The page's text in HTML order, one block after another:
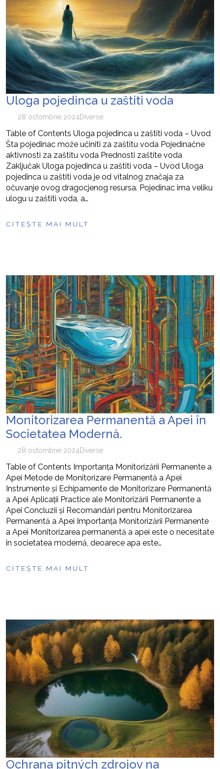
Uloga pojedinca u zaštiti voda
28 octombrie 2024Diverse
Table of Contents Uloga pojedinca u zaštiti voda – Uvod
Šta pojedinac može učiniti za zaštitu voda Pojedinačne
aktivnosti za zaštitu voda Prednosti zaštite voda
Zaključak Uloga pojedinca u zaštiti voda – Uvod Uloga
pojedinca u zaštiti voda je od vitalnog značaja za
očuvanje ovog dragocjenog resursa. Pojedinac ima veliku
ulogu u zaštiti voda, a…
CITEȘTE MAI MULT
Monitorizarea Permanentă a Apei în
Societatea Modernă.
28 octombrie 2024Diverse
Table of Contents Importanța Monitorizării Permanente a
Apei Metode de Monitorizare Permanentă a Apei
Instrumente și Echipamente de Monitorizare Permanentă
a Apei Aplicații Practice ale Monitorizării Permanente a
Apei Concluzii și Recomandări pentru Monitorizarea
Permanentă a Apei Importanța Monitorizării Permanente
a Apei Monitorizarea permanentă a apei este o necesitate
în societatea modernă, deoarece apa este…
CITEȘTE MAI MULT
Ochrana pitných zdrojov na